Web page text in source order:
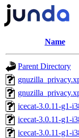
Name
Parent Directory
icecat-3.0.11-g1-
icecat-3.0.11-g1-
icecat-3.0.11-g1-